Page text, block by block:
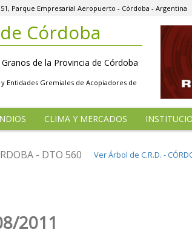
Parque Empresarial Aeropuerto - Córdoba - Argentina
Córdoba
de la Provincia de Córdoba
Entidades Gremiales de Acopiadores de
CLIMA Y MERCADOS
- DTO 560 Ver Árbol de C.R.D. -
2011